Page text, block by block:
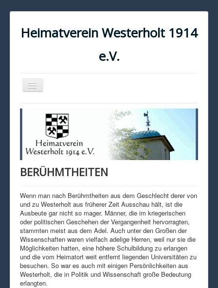
Heimatverein Westerholt 1914
e.V.
Navigation
an/aus
KONTAKT
IMPRESSUM
DATENSCHUTZ
BERÜHMTHEITEN
Wenn man nach Berühmtheiten aus dem Geschlecht derer von
und zu Westerholt aus früherer Zeit Ausschau hält, ist die
Ausbeute gar nicht so mager. Männer, die im kriegerischen
oder politischen Geschehen der Vergangenheit hervorragten,
stammten meist aus dem Adel. Auch unter den Großen der
Wissenschaften waren vielfach adelige Herren, weil nur sie die
Möglichkeiten hatten, eine höhere Schulbildung zu erlangen
und die vom Heimatort weit entfernt liegenden Universitäten zu
besuchen. So war es auch mit einigen Persönlichkeiten aus
Westerholt, die in Politik und Wissenschaft große Bedeutung
erlangten.